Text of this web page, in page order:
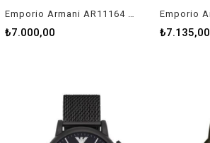
₺7.000,00 ₺7.135,00